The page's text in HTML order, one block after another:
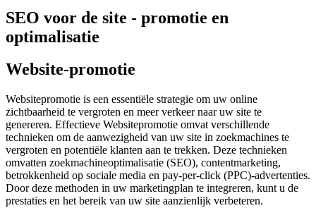
SEO voor de site - promotie en
optimalisatie
Website-promotie
Websitepromotie is een essentiële strategie om uw online
zichtbaarheid te vergroten en meer verkeer naar uw site te
genereren. Effectieve Websitepromotie omvat verschillende
technieken om de aanwezigheid van uw site in zoekmachines te
vergroten en potentiële klanten aan te trekken. Deze technieken
omvatten zoekmachineoptimalisatie (SEO), contentmarketing,
betrokkenheid op sociale media en pay-per-click (PPC)-advertenties.
Door deze methoden in uw marketingplan te integreren, kunt u de
prestaties en het bereik van uw site aanzienlijk verbeteren.